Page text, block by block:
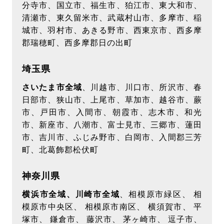
分寺市、国立市、福生市、狛江市、東大和市、
清瀬市、東久留米市、武蔵村山市、多摩市、稲
城市、羽村市、あきる野市、西東京市、西多摩
郡瑞穂町、西多摩郡日の出町
埼玉県
さいたま市全域 、川越市、川口市、所沢市、春
日部市、狭山市、上尾市、草加市、越谷市、蕨
市、戸田市、入間市、朝霞市、志木市、和光
市、新座市、八潮市、富士見市、三郷市、蓮田
市、吉川市、ふじみ野市、白岡市、入間郡三芳
町、北葛飾郡松伏町
神奈川県
横浜市全域、川崎市全域 、相模原市緑区、 相
模原市中央区、 相模原市南区、 横須賀市、 平
塚市、 鎌倉市、 藤沢市、 茅ヶ崎市、 逗子市、